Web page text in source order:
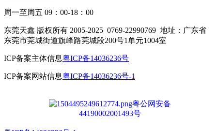
周一至周五 09：00-18：00
东莞天鑫 版权所有 2005-2025 0769-22990769 地址：广东省
东莞市莞城街道旗峰路莞城段200号1单元1004室
ICP备案主体信息粤ICP备14036236号
ICP备案网站信息粤ICP备14036236号-1
粤公网安备
44190002001493号